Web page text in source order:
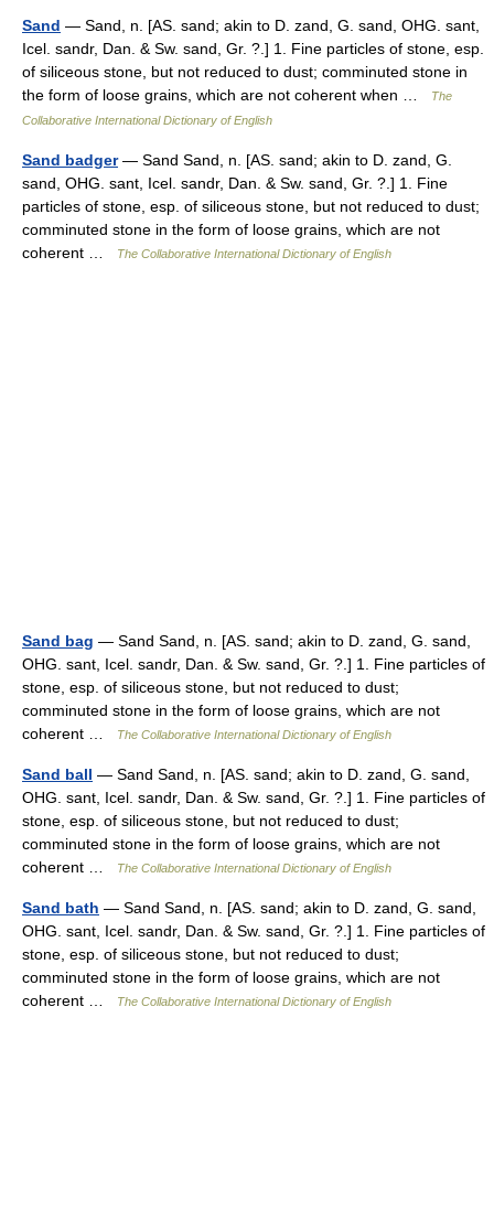
Sand — Sand, n. [AS. sand; akin to D. zand, G. sand, OHG. sant,
Icel. sandr, Dan. & Sw. sand, Gr. ?.] 1. Fine particles of stone, esp.
of siliceous stone, but not reduced to dust; comminuted stone in
the form of loose grains, which are not coherent when …
The
Collaborative International Dictionary of English
Sand badger— Sand Sand, n. [AS. sand; akin to D. zand, G.
sand, OHG. sant, Icel. sandr, Dan. & Sw. sand, Gr. ?.] 1. Fine
particles of stone, esp. of siliceous stone, but not reduced to dust;
comminuted stone in the form of loose grains, which are not
coherent …
The Collaborative International Dictionary of English
Sand bag — Sand Sand, n. [AS. sand; akin to D. zand, G. sand,
OHG. sant, Icel. sandr, Dan. & Sw. sand, Gr. ?.] 1. Fine particles of
stone, esp. of siliceous stone, but not reduced to dust;
comminuted stone in the form of loose grains, which are not
coherent …
The Collaborative International Dictionary of English
Sand ball — Sand Sand, n. [AS. sand; akin to D. zand, G. sand,
OHG. sant, Icel. sandr, Dan. & Sw. sand, Gr. ?.] 1. Fine particles of
stone, esp. of siliceous stone, but not reduced to dust;
comminuted stone in the form of loose grains, which are not
coherent …
The Collaborative International Dictionary of English
Sand bath — Sand Sand, n. [AS. sand; akin to D. zand, G. sand,
OHG. sant, Icel. sandr, Dan. & Sw. sand, Gr. ?.] 1. Fine particles of
stone, esp. of siliceous stone, but not reduced to dust;
comminuted stone in the form of loose grains, which are not
coherent …
The Collaborative International Dictionary of English